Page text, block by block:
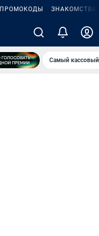
ПРОМОКОДЫ ЗНАКОМСТВА
Самый